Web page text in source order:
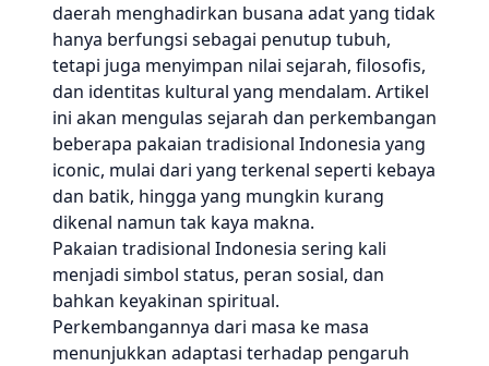
daerah menghadirkan busana adat yang tidak
hanya berfungsi sebagai penutup tubuh,
tetapi juga menyimpan nilai sejarah, filosofis,
dan identitas kultural yang mendalam. Artikel
ini akan mengulas sejarah dan perkembangan
beberapa pakaian tradisional Indonesia yang
iconic, mulai dari yang terkenal seperti kebaya
dan batik, hingga yang mungkin kurang
dikenal namun tak kaya makna.
Pakaian tradisional Indonesia sering kali
menjadi simbol status, peran sosial, dan
bahkan keyakinan spiritual.
Perkembangannya dari masa ke masa
menunjukkan adaptasi terhadap pengaruh